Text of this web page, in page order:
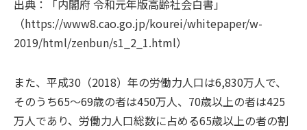
出典：「内閣府 令和元年版高齢社会白書」
（https://www8.cao.go.jp/kourei/whitepaper/w-
2019/html/zenbun/s1_2_1.html）
また、平成30（2018）年の労働力人口は6,830万人で、
そのうち65～69歳の者は450万人、70歳以上の者は425
万人であり、労働力人口総数に占める65歳以上の者の割